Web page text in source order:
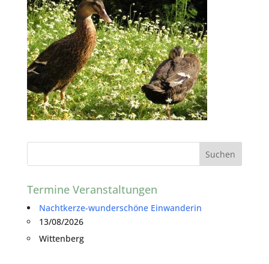
Termine Veranstaltungen
Nachtkerze-wunderschöne Einwanderin
13/08/2026
Wittenberg